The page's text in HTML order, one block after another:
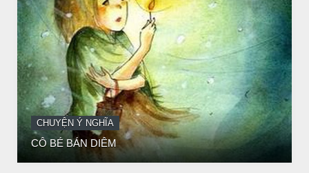
CHUYỆN Ý NGHĨA
ĐÊM NOEL ĐẸP NHẤT TRONG ĐỜI